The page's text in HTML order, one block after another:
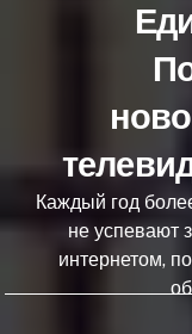
Каждый год
не успевают
интернетом,